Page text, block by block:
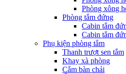
Phòng xông
Phòng tắm đứng
Cabin tắm
Cabin tắm
Phụ kiện phòng tắm
Thanh trượt sen tắm
Khay xà phòng
Cắm bàn chải